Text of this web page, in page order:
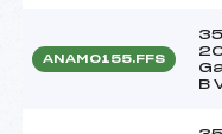
ANAM0155.FFS
B